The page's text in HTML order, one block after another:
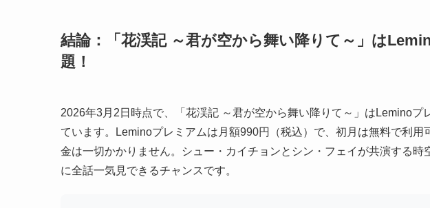
結論：「花渓記 ～君が空から舞い降りて～」は
題！
2026年3月2日時点で、「花渓記 ～君が空から舞い降りて～」はLeminoプ
ています。Leminoプレミアムは月額990円（税込）で、初月は無料で利
金は一切かかりません。シュー・カイチョンとシン・フェイが共演する
に全話一気見できるチャンスです。